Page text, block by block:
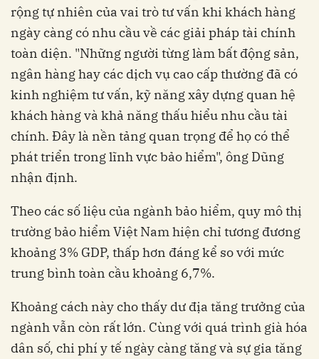
rộng tự nhiên của vai trò tư vấn khi khách hàng
ngày càng có nhu cầu về các giải pháp tài chính
toàn diện. "Những người từng làm bất động sản,
ngân hàng hay các dịch vụ cao cấp thường đã có
kinh nghiệm tư vấn, kỹ năng xây dựng quan hệ
khách hàng và khả năng thấu hiểu nhu cầu tài
chính. Đây là nền tảng quan trọng để họ có thể
phát triển trong lĩnh vực bảo hiểm", ông Dũng
nhận định.
Theo các số liệu của ngành bảo hiểm, quy mô thị
trường bảo hiểm Việt Nam hiện chỉ tương đương
khoảng 3% GDP, thấp hơn đáng kể so với mức
trung bình toàn cầu khoảng 6,7%.
Khoảng cách này cho thấy dư địa tăng trưởng của
ngành vẫn còn rất lớn. Cùng với quá trình già hóa
dân số, chi phí y tế ngày càng tăng và sự gia tăng